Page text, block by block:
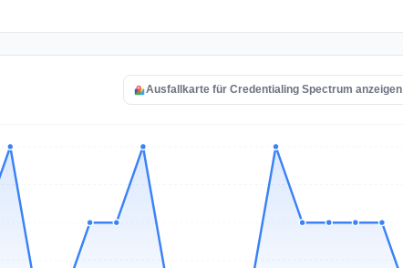
Ausfallkarte für Credentialing Spectrum anzeigen